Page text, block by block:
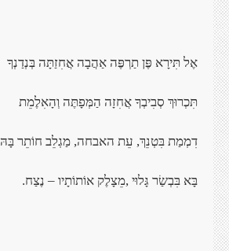
אֶל תִּירָא פֶּן תַרְפֶּה אַהֲבָה אֲחִזַתָּה בְּנְדַנְךָ
תִּכְרוּךְ סְבִיבְךָ אֲחִזָה הַמְּפָתֶּה וְהָאִלֶמֵת
דִמְמַת בִּטְנֵךְ, עֵת האבחה, מַגְלֵב חוֹתֵר בָּהּ
בָּא בִּבְשַׂר גָּלוּי ,מֵצָלֶק אוֹתוֹתָיו – נֶצַח.